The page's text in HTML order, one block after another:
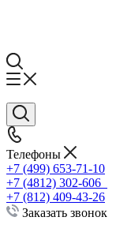
Телефоны
+7 (499) 653-71-10
+7 (4812) 302-606
+7 (812) 409-43-26
Заказать звонок